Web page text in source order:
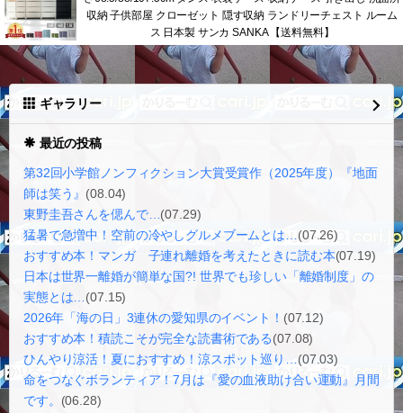
収納 子供部屋 クローゼット 隠す収納 ランドリーチェスト ルーム
ス 日本製 サンカ SANKA 【送料無料】
ギャラリー
最近の投稿
第32回小学館ノンフィクション大賞受賞作（2025年度）『地面
師は笑う』 (08.04)
東野圭吾さんを偲んで…(07.29)
猛暑で急増中！空前の冷やしグルメブームとは…(07.26)
おすすめ本！マンガ 子連れ離婚を考えたときに読む本(07.19)
日本は世界一離婚が簡単な国?! 世界でも珍しい「離婚制度」の
実態とは…(07.15)
2026年「海の日」3連休の愛知県のイベント！ (07.12)
おすすめ本！積読こそが完全な読書術である(07.08)
ひんやり涼活！夏におすすめ！涼スポット巡り…(07.03)
命をつなぐボランティア！7月は『愛の血液助け合い運動』月間
です。 (06.28)